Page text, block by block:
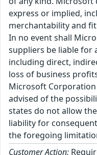
express or implied,
merchantability and
In no event shall
suppliers be liable for
including direct,
loss of business
Microsoft
advised of the
states do not allow
liability for
the foregoing
Customer Action: